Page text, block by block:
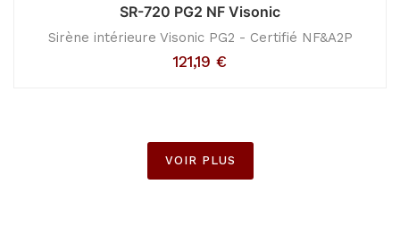
SR-720 PG2 NF Visonic
Sirène intérieure Visonic PG2 - Certifié NF&A2P
121,19 €
VOIR PLUS